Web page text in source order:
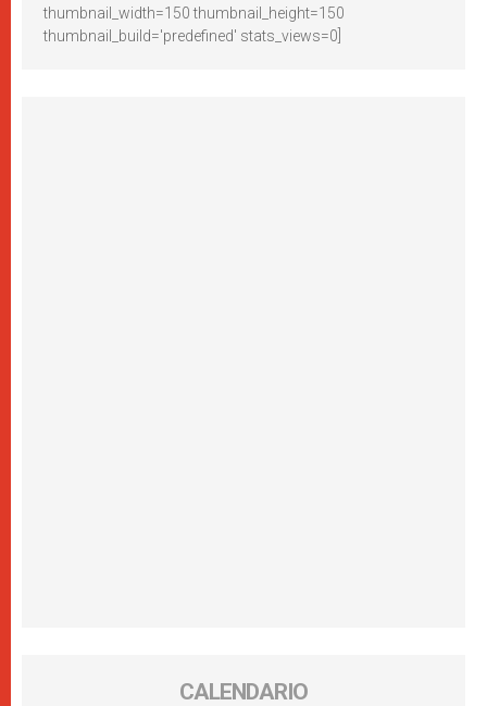
thumbnail_width=150 thumbnail_height=150
thumbnail_build='predefined' stats_views=0]
CALENDARIO